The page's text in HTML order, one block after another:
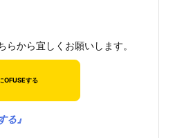
らから宜しくお願いします。
る』